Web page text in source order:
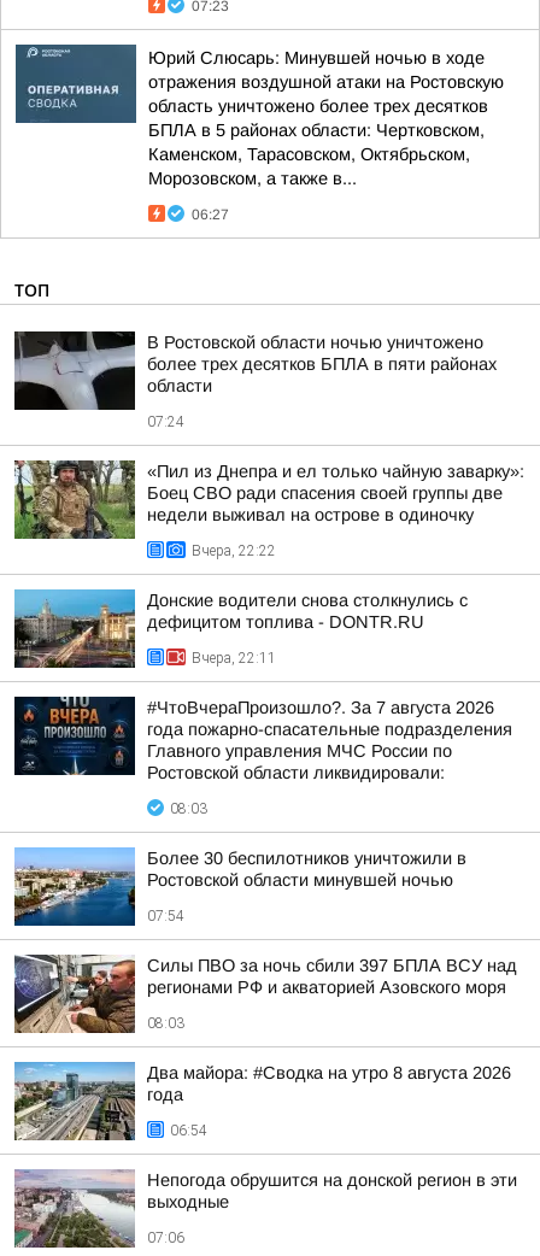
07:23
Юрий Слюсарь: Минувшей ночью в ходе
отражения воздушной атаки на Ростовскую
область уничтожено более трех десятков
БПЛА в 5 районах области: Чертковском,
Каменском, Тарасовском, Октябрьском,
Морозовском, а также в...
06:27
ТОП
В Ростовской области ночью уничтожено
более трех десятков БПЛА в пяти районах
области
07:24
«Пил из Днепра и ел только чайную заварку»:
Боец СВО ради спасения своей группы две
недели выживал на острове в одиночку
Вчера, 22:22
Донские водители снова столкнулись с
дефицитом топлива - DONTR.RU
Вчера, 22:11
#ЧтоВчераПроизошло?. За 7 августа 2026
года пожарно-спасательные подразделения
Главного управления МЧС России по
Ростовской области ликвидировали:
08:03
Более 30 беспилотников уничтожили в
Ростовской области минувшей ночью
07:54
Силы ПВО за ночь сбили 397 БПЛА ВСУ над
регионами РФ и акваторией Азовского моря
08:03
Два майора: #Сводка на утро 8 августа 2026
года
06:54
Непогода обрушится на донской регион в эти
выходные
07:06